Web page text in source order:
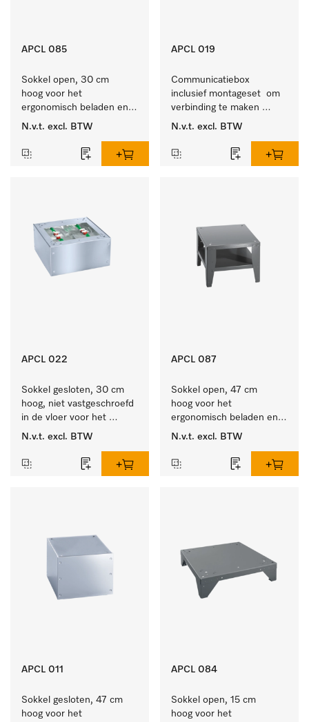
APCL 085
Sokkel open, 30 cm
hoog voor het
ergonomisch beladen en
ontladen van de
N.v.t. excl. BTW
APCL 019
Communicatiebox
inclusief montageset  om
verbinding te maken
tussen
en externe systemen.
N.v.t. excl. BTW
APCL 022
Sokkel gesloten, 30 cm
hoog, niet vastgeschroefd
in de vloer voor het
ergonomisch beladen en
en droger.
N.v.t. excl. BTW
APCL 087
Sokkel open, 47 cm
hoog voor het
ergonomisch beladen en
ontladen van de
N.v.t. excl. BTW
APCL 011
Sokkel gesloten, 47 cm
hoog voor het
APCL 084
Sokkel open, 15 cm
hoog voor het